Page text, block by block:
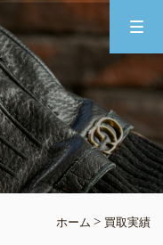
ホーム > 買取実績